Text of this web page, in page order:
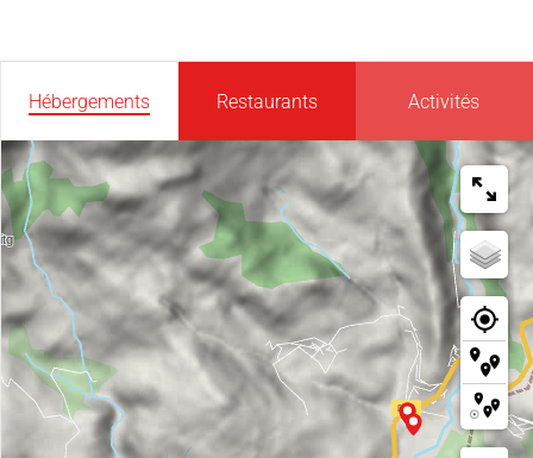
Hébergements Restaurants Activités